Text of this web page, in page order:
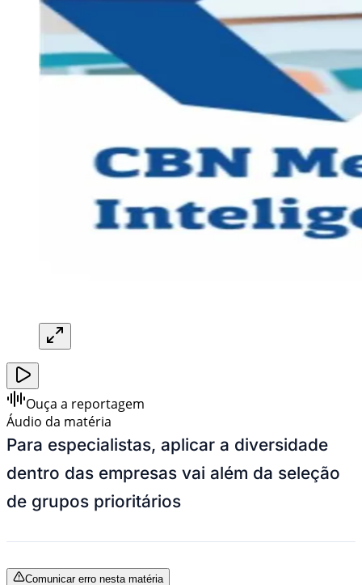
Ouça a reportagem
Áudio da matéria
Para especialistas, aplicar a diversidade
dentro das empresas vai além da seleção
de grupos prioritários
Comunicar erro nesta matéria